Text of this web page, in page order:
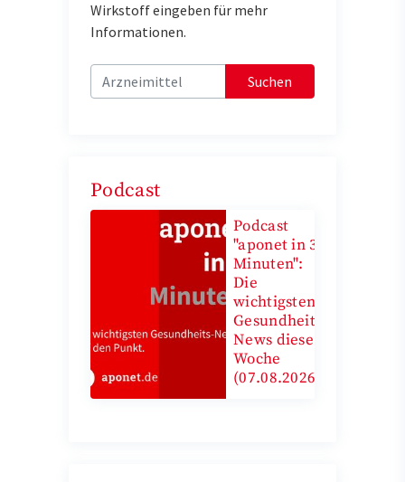
Wirkstoff eingeben für mehr
Informationen.
Suchen
Podcast
Podcast
"aponet in 3
Minuten":
Die
wichtigsten
Gesundheits-
News diese
Woche
(07.08.2026)